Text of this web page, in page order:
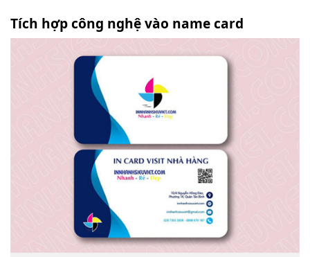
Tích hợp công nghệ vào name card